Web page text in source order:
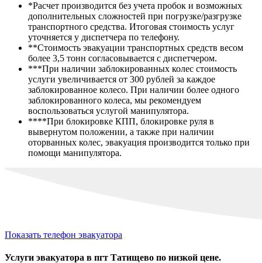
*Расчет производится без учета пробок и возможных
дополнительных сложностей при погрузке/разгрузке
транспортного средства. Итоговая стоимость услуг
уточняется у диспетчера по телефону.
**Стоимость эвакуации транспортных средств весом
более 3,5 тонн согласовывается с диспетчером.
***При наличии заблокированных колес стоимость
услуги увеличивается от 300 рублей за каждое
заблокированное колесо. При наличии более одного
заблокированного колеса, мы рекомендуем
воспользоваться услугой манипулятора.
****При блокировке КПП, блокировке руля в
вывернутом положении, а также при наличии
оторванных колес, эвакуация производится только при
помощи манипулятора.
Показать телефон эвакуатора
Услуги эвакуатора в пгт Татищево по низкой цене.